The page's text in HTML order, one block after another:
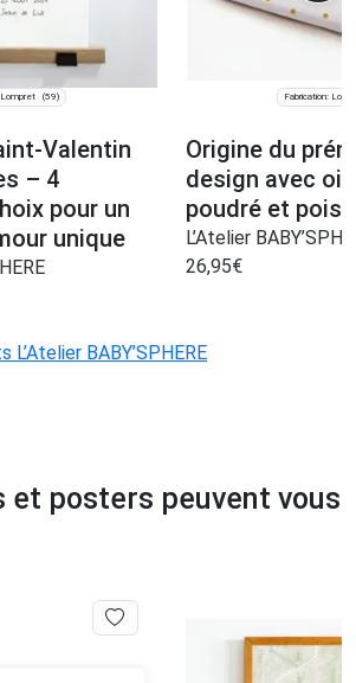
Lompret (59)
– 4
pour un
unique
Fabrication:
Origine du
design avec
poudré et pois
L’Atelier
26,95€
BABY’SPHERE
et posters peuvent vous